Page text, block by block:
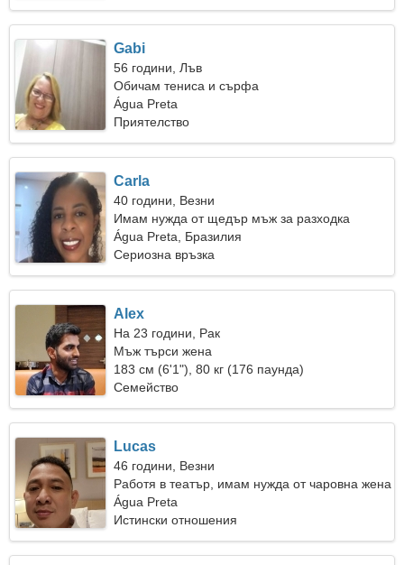
Gabi
56 години, Лъв
Обичам тениса и сърфа
Água Preta
Приятелство
Carla
40 години, Везни
Имам нужда от щедър мъж за разходка
заедно
Água Preta, Бразилия
Сериозна връзка
Alex
На 23 години, Рак
Мъж търси жена
183 см (6'1"), 80 кг (176 паунда)
Семейство
Lucas
46 години, Везни
Работя в театър, имам нужда от чаровна жена
Água Preta
Истински отношения